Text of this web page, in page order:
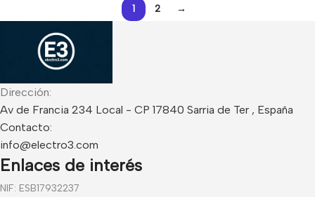
1 2 →
Dirección:
Av de Francia 234 Local - CP 17840 Sarria de Ter , España
Contacto:
info@electro3.com
Enlaces de interés
NIF: ESB17932237